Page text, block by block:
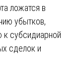
ложатся в
убытков,
к субсидиарной
сделок и